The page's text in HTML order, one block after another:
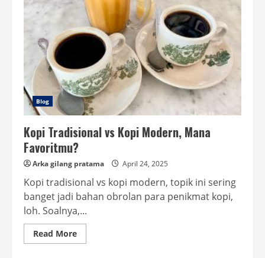
Blog
Kopi Tradisional vs Kopi Modern, Mana
Favoritmu?
Arka gilang pratama April 24, 2025
Kopi tradisional vs kopi modern, topik ini sering
banget jadi bahan obrolan para penikmat kopi,
loh. Soalnya,...
Read MoreRead
more